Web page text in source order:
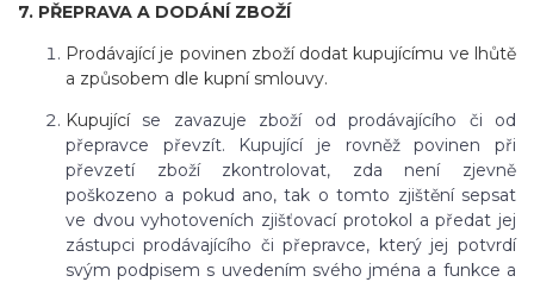
7. PŘEPRAVA A DODÁNÍ ZBOŽÍ
Prodávající je povinen zboží dodat kupujícímu ve lhůtě
a způsobem dle kupní smlouvy.
Kupujícíse zavazuje zboží od prodávajícího či od
přepravce převzít. Kupující je rovněž povinen při
převzetí zboží zkontrolovat, zda není zjevně
poškozeno a pokud ano, tak o tomto zjištění sepsat
ve dvou vyhotoveních zjišťovací protokol a předat jej
zástupci prodávajícího či přepravce, který jej potvrdí
svým podpisem s uvedením svého jména a funkce a